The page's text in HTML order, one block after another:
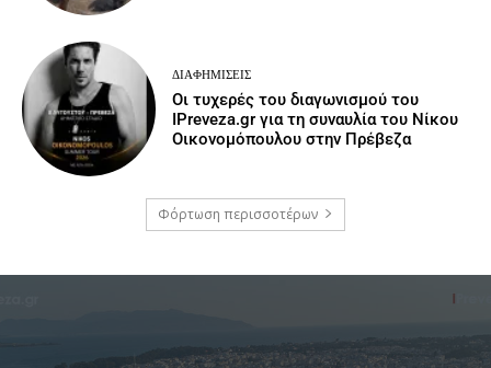
ΔΙΑΦΗΜΊΣΕΙΣ
Οι τυχερές του διαγωνισμού του
IPreveza.gr για τη συναυλία του Νίκου
Οικονομόπουλου στην Πρέβεζα
Φόρτωση περισσοτέρων